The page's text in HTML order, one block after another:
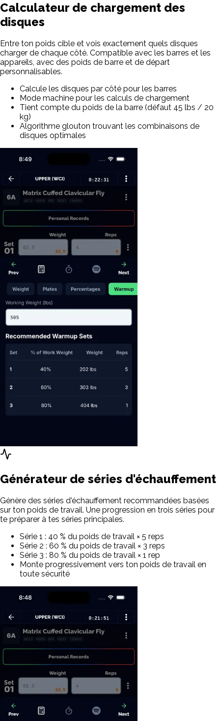
Calculateur de chargement des
disques
Entre ton poids cible et vois exactement quels disques
charger de chaque côté. Compatible avec les barres et les
appareils, avec des poids de barre et de départ
personnalisables.
Calcule les disques par côté pour les barres
Mode machine pour les calculs de chargement
Tient compte du poids de la barre (défaut 45 lbs / 20
kg)
Algorithme glouton trouvant les combinaisons de
disques optimales
Générateur de séries d'échauffement
Génère des séries d'échauffement recommandées basées
sur ton poids de travail. Une progression en trois séries pour
te préparer à tes séries principales.
Série 1 : 40 % du poids de travail × 5 reps
Série 2 : 60 % du poids de travail × 3 reps
Série 3 : 80 % du poids de travail × 1 rep
Monte progressivement vers ton poids de travail en
toute sécurité